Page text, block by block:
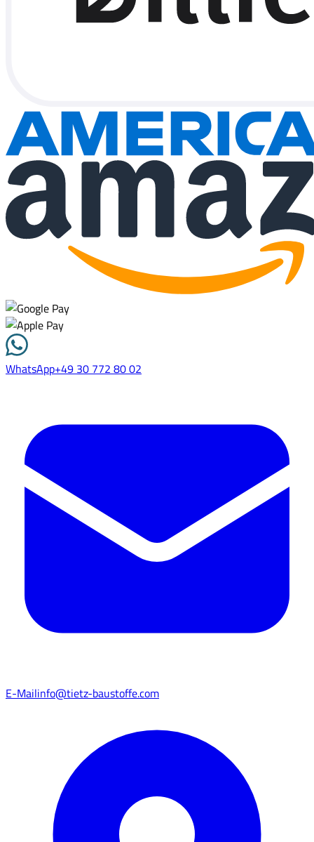
WhatsApp+49 30 772 80 02
E-Mailinfo@tietz-baustoffe.com